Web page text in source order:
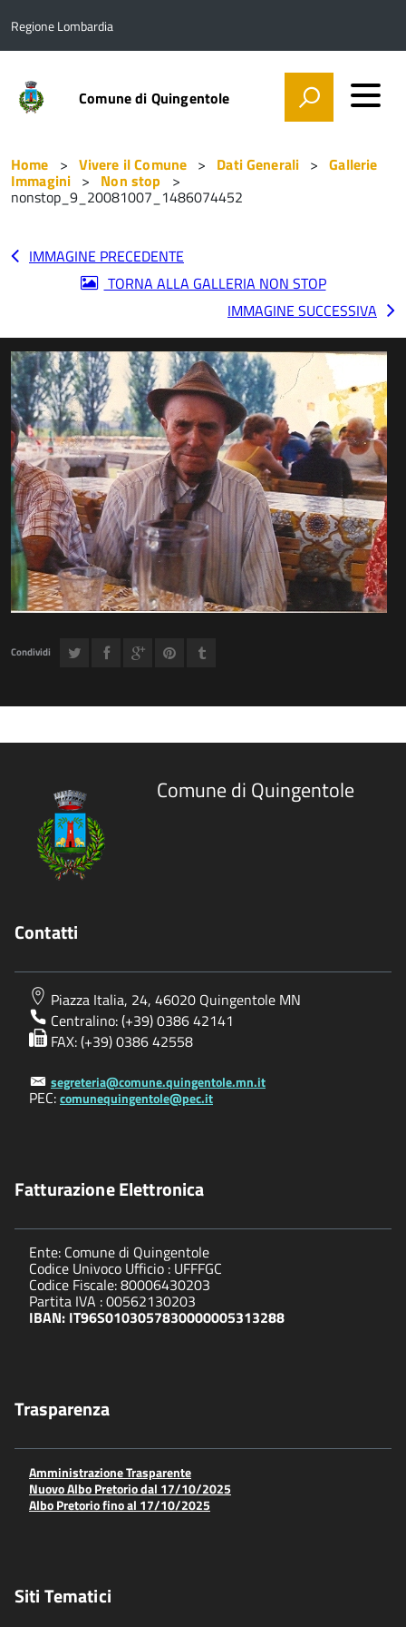
Regione Lombardia
Comune di Quingentole
Home Vivere il Comune Dati Generali Gallerie
Immagini Non stop
nonstop_9_20081007_1486074452
IMMAGINE PRECEDENTE
TORNA ALLA GALLERIA NON STOP
IMMAGINE SUCCESSIVA
Condividi
Comune di Quingentole
Contatti
Piazza Italia, 24, 46020 Quingentole MN
Centralino: (+39) 0386 42141
FAX: (+39) 0386 42558
segreteria@comune.quingentole.mn.it
PEC:comunequingentole@pec.it
Fatturazione Elettronica
Ente: Comune di Quingentole
Codice Univoco Ufficio : UFFFGC
Codice Fiscale: 80006430203
Partita IVA : 00562130203
IBAN: IT96S0103057830000005313288
Trasparenza
Amministrazione Trasparente
Nuovo Albo Pretorio dal 17/10/2025
Albo Pretorio fino al 17/10/2025
Siti Tematici